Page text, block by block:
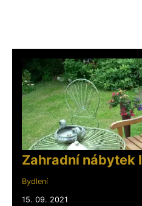
Zahradní nábytek
Bydlení
15. 09. 2021